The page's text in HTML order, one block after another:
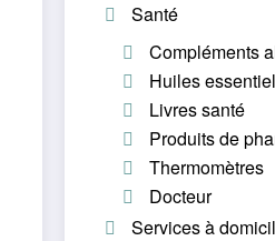
Santé
Compléments
Huiles
Livres santé
Produits de
Thermomètres
Docteur
Services à